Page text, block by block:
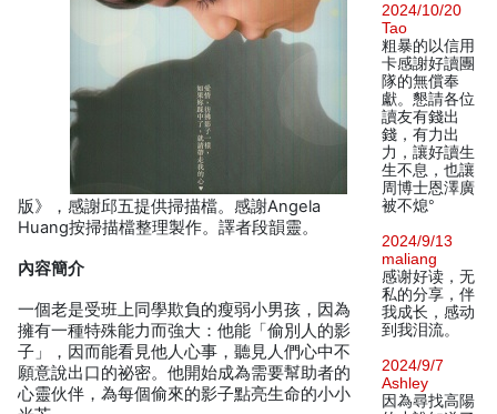
版》，感謝邱五提供掃描檔。感謝Angela
Huang按掃描檔整理製作。譯者段韻靈。
內容簡介
一個老是受班上同學欺負的瘦弱小男孩，因為
擁有一種特殊能力而強大：他能「偷別人的影
子」，因而能看見他人心事，聽見人們心中不
願意說出口的祕密。他開始成為需要幫助者的
心靈伙伴，為每個偷來的影子點亮生命的小小
2024/10/20
Tao
粗暴的以信用
卡感謝好讀團
隊的無償奉
獻。懇請各位
讀友有錢出
錢，有力出
力，讓好讀生
生不息，也讓
周博士恩澤廣
被不熄°
2024/9/13
maliang
感谢好读，无
私的分享，伴
我成长，感动
到我泪流。
2024/9/7
Ashley
因為尋找高陽